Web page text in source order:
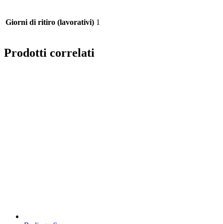
Giorni di ritiro (lavorativi) 1
Prodotti correlati